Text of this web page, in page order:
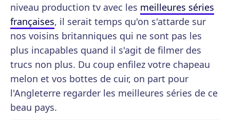
niveau production tv avec les meilleures séries
françaises, il serait temps qu'on s'attarde sur
nos voisins britanniques qui ne sont pas les
plus incapables quand il s'agit de filmer des
trucs non plus. Du coup enfilez votre chapeau
melon et vos bottes de cuir, on part pour
l'Angleterre regarder les meilleures séries de ce
beau pays.